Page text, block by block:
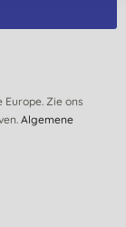
Zie ons
Algemene